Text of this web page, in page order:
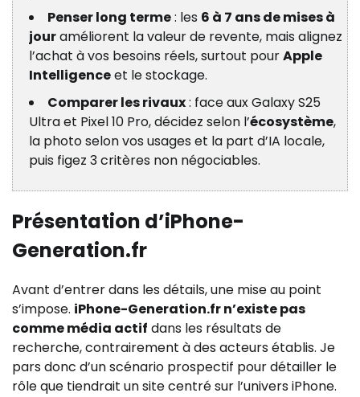
Penser long terme: les 6 à 7 ans de mises à
jouraméliorent la valeur de revente, mais alignez
l’achat à vos besoins réels, surtout pourApple
Intelligenceet le stockage.
Comparer les rivaux: face aux Galaxy S25
Ultra et Pixel 10 Pro, décidez selon l’écosystème,
la photo selon vos usages et la part d’IA locale,
puis figez 3 critères non négociables.
Présentation d’iPhone-
Generation.fr
Avant d’entrer dans les détails, une mise au point
s’impose. iPhone-Generation.fr n’existe pas
comme média actif dans les résultats de
recherche, contrairement à des acteurs établis. Je
pars donc d’un scénario prospectif pour détailler le
rôle que tiendrait un site centré sur l’univers iPhone.